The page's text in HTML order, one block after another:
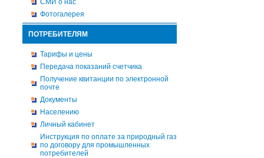
СМИ о нас
Фотогалерея
ПОТРЕБИТЕЛЯМ
Тарифы и цены
Передача показаний счетчика
Получение квитанции по электронной
почте
Документы
Населению
Личный кабинет
Инструкция по оплате за природный газ
по договору для промышленных
потребителей